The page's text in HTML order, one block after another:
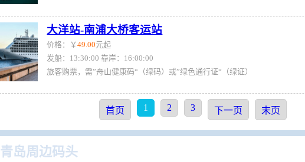
大洋站-南浦大桥客运站
价格：￥49.00元起
发船：13:30:00 靠岸：16:00:00
旅客购票，需”舟山健康码“（绿码）或”绿色通行证“（绿证）
首页 1 2 3 下一页 末页
青岛周边码头